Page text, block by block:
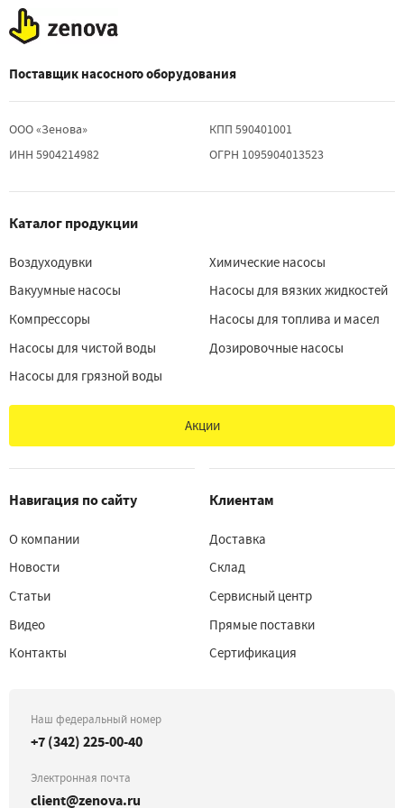
Поставщик насосного оборудования
ООО «Зенова»
ИНН 5904214982
КПП 590401001
ОГРН 1095904013523
Каталог продукции
Воздуходувки
Вакуумные насосы
Компрессоры
Насосы для чистой воды
Насосы для грязной воды
Химические насосы
Насосы для вязких жидкостей
Насосы для топлива и масел
Дозировочные насосы
Акции
Навигация по сайту
О компании
Новости
Статьи
Видео
Контакты
Клиентам
Доставка
Склад
Сервисный центр
Прямые поставки
Сертификация
Наш федеральный номер
+7 (342) 225-00-40
Электронная почта
client@zenova.ru